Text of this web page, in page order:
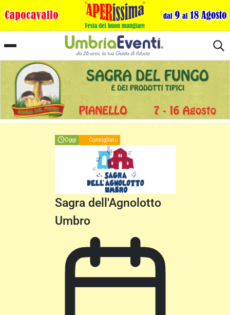
Media Valle del Tevere
Oggi Consigliato
Sagra dell'Agnolotto
Umbro